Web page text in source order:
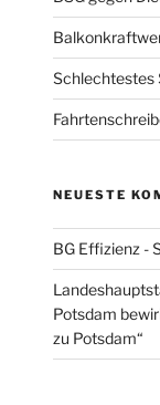
Schlechtestes
NEUESTE
BG Effizienz -
Potsdam
zu Potsdam“